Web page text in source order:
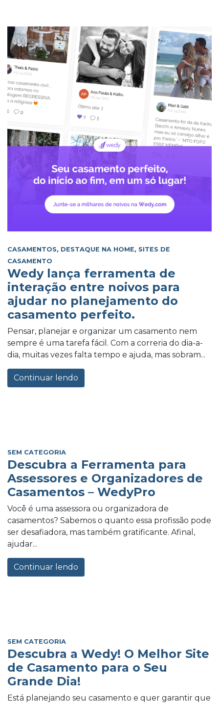
CASAMENTOS, DESTAQUE NA HOME, SITES DE
CASAMENTO
Wedy lança ferramenta de
interação entre noivos para
ajudar no planejamento do
casamento perfeito.
Pensar, planejar e organizar um casamento nem
sempre é uma tarefa fácil. Com a correria do dia-a-
dia, muitas vezes falta tempo e ajuda, mas sobram...
Continuar lendo
SEM CATEGORIA
Descubra a Ferramenta para
Assessores e Organizadores de
Casamentos – WedyPro
Você é uma assessora ou organizadora de
casamentos? Sabemos o quanto essa profissão pode
ser desafiadora, mas também gratificante. Afinal,
ajudar...
Continuar lendo
SEM CATEGORIA
Descubra a Wedy! O Melhor Site
de Casamento para o Seu
Grande Dia!
Está planejando seu casamento e quer garantir que